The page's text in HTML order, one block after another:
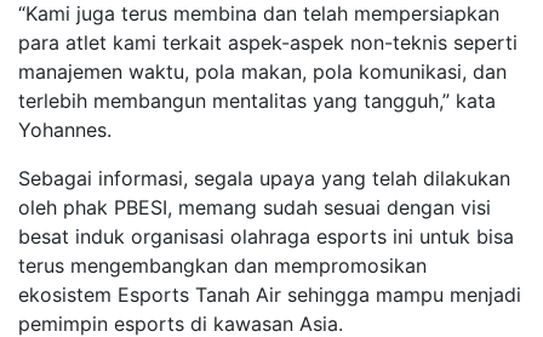
“Kami juga terus membina dan telah mempersiapkan
para atlet kami terkait aspek-aspek non-teknis seperti
manajemen waktu, pola makan, pola komunikasi, dan
terlebih membangun mentalitas yang tangguh,” kata
Yohannes.
Sebagai informasi, segala upaya yang telah dilakukan
oleh phak PBESI, memang sudah sesuai dengan visi
besat induk organisasi olahraga esports ini untuk bisa
terus mengembangkan dan mempromosikan
ekosistem Esports Tanah Air sehingga mampu menjadi
pemimpin esports di kawasan Asia.